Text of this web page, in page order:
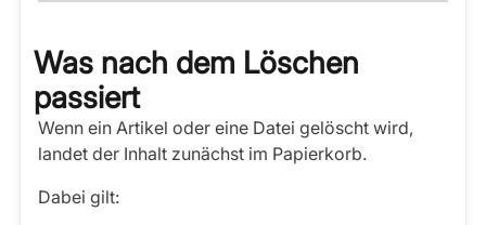
Was nach dem Löschen
passiert
Wenn ein Artikel oder eine Datei gelöscht wird,
landet der Inhalt zunächst im Papierkorb.
Dabei gilt: